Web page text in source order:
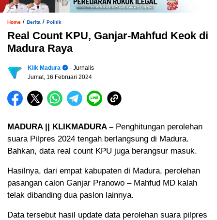
Home / Berita / Politik
Real Count KPU, Ganjar-Mahfud Keok di
Madura Raya
Klik Madura
- Jurnalis
Jumat, 16 Februari 2024
MADURA || KLIKMADURA – Penghitungan perolehan
suara Pilpres 2024 tengah berlangsung di Madura.
Bahkan, data real count KPU juga berangsur masuk.
Hasilnya, dari empat kabupaten di Madura, perolehan
pasangan calon Ganjar Pranowo – Mahfud MD kalah
telak dibanding dua paslon lainnya.
Data tersebut hasil update data perolehan suara pilpres